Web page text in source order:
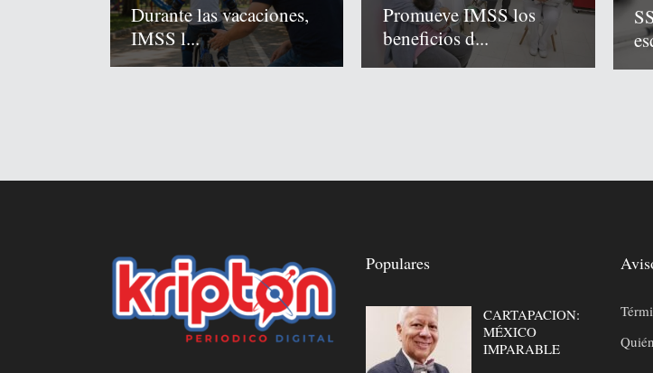
Durante las vacaciones,
IMSS l...
Promueve IMSS los
beneficios d...
Populares
CARTAPACION:
MÉXICO
IMPARABLE